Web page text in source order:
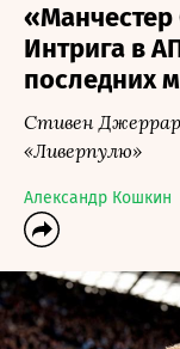
Интрига в
последних
Стивен
«Ливерпулю»
Александр Кошкин